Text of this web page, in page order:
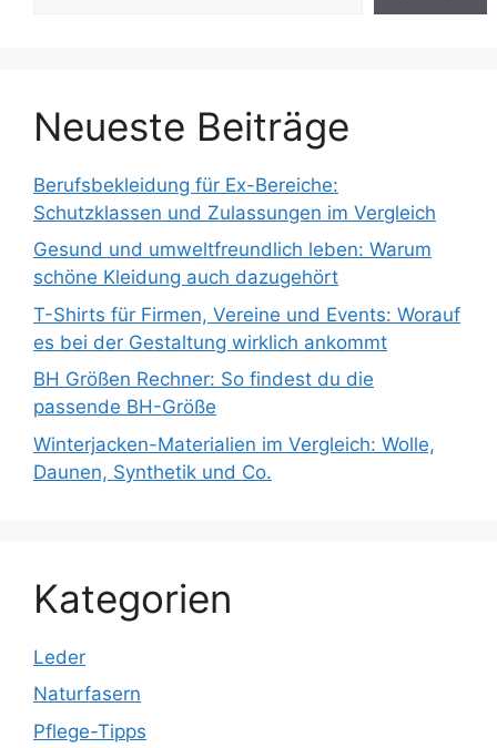
Neueste Beiträge
Berufsbekleidung für Ex-Bereiche:
Schutzklassen und Zulassungen im Vergleich
Gesund und umweltfreundlich leben: Warum
schöne Kleidung auch dazugehört
T-Shirts für Firmen, Vereine und Events: Worauf
es bei der Gestaltung wirklich ankommt
BH Größen Rechner: So findest du die
passende BH-Größe
Winterjacken-Materialien im Vergleich: Wolle,
Daunen, Synthetik und Co.
Kategorien
Leder
Naturfasern
Pflege-Tipps